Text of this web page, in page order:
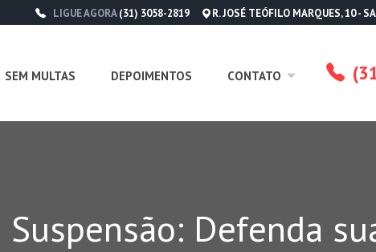
LIGUE AGORA(31) 3058-2819 R. JOSÉ TEÓFILO MARQUES, 10 -
SEM MULTAS DEPOIMENTOS CONTATO
Defenda